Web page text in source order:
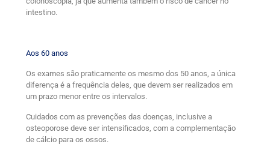
intestino.
Aos 60 anos
Os exames são praticamente os mesmo dos 50 anos, a única
diferença é a frequência deles, que devem ser realizados em
um prazo menor entre os intervalos.
Cuidados com as prevenções das doenças, inclusive a
osteoporose deve ser intensificados, com a complementação
de cálcio para os ossos.